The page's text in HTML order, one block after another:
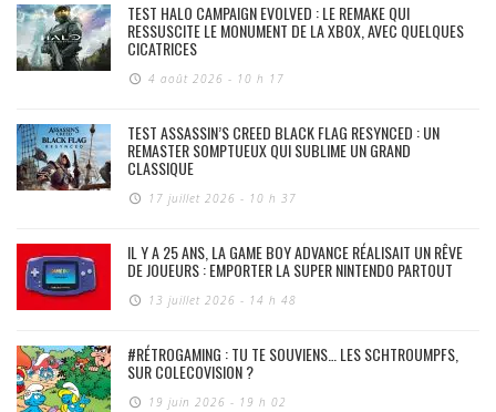
TEST HALO CAMPAIGN EVOLVED : LE REMAKE QUI
RESSUSCITE LE MONUMENT DE LA XBOX, AVEC QUELQUES
CICATRICES
4 août 2026 - 10 h 17
TEST ASSASSIN’S CREED BLACK FLAG RESYNCED : UN
REMASTER SOMPTUEUX QUI SUBLIME UN GRAND
CLASSIQUE
17 juillet 2026 - 10 h 37
IL Y A 25 ANS, LA GAME BOY ADVANCE RÉALISAIT UN RÊVE
DE JOUEURS : EMPORTER LA SUPER NINTENDO PARTOUT
13 juillet 2026 - 14 h 48
#RÉTROGAMING : TU TE SOUVIENS… LES SCHTROUMPFS,
SUR COLECOVISION ?
19 juin 2026 - 19 h 02